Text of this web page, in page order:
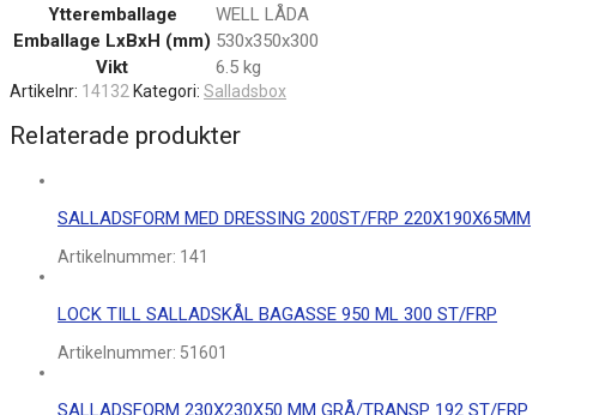
Ytteremballage
WELL LÅDA
Emballage LxBxH (mm) 530x350x300
Vikt
6.5 kg
Artikelnr: 14132 Kategori: Salladsbox
Relaterade produkter
SALLADSFORM MED DRESSING 200ST/FRP 220X190X65MM
Artikelnummer: 141
LOCK TILL SALLADSKÅL BAGASSE 950 ML 300 ST/FRP
Artikelnummer: 51601
SALLADSFORM 230X230X50 MM GRÅ/TRANSP 192 ST/FRP